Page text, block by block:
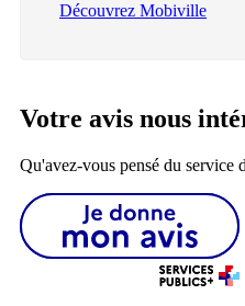
Découvrez Mobiville
Votre avis nous
Qu'avez-vous pensé du service